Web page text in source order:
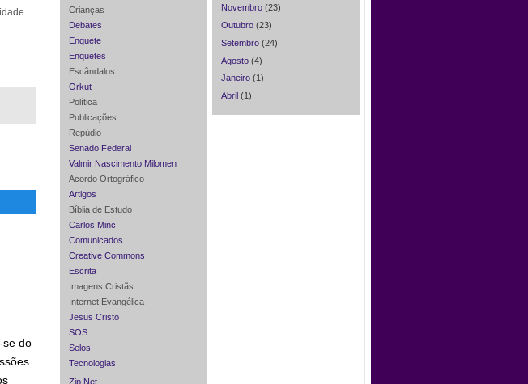
se do
Crianças
Debates
Enquete
Enquetes
Escândalos
Orkut
Política
Publicações
Repúdio
Senado Federal
Valmir Nascimento Milomen
Acordo Ortográfico
Artigos
Bíblia de Estudo
Carlos Minc
Comunicados
Creative Commons
Escrita
Imagens Cristãs
Internet Evangélica
Jesus Cristo
SOS
Selos
Tecnologias
Zip Net
Novembro (23)
Outubro (23)
Setembro (24)
Agosto (4)
Janeiro (1)
Abril (1)